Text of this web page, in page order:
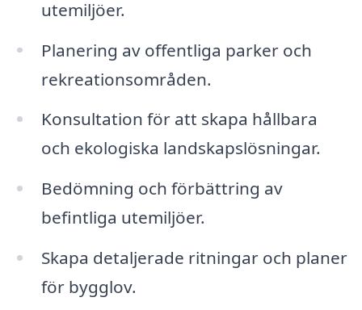
utemiljöer.
Planering av offentliga parker och
rekreationsområden.
Konsultation för att skapa hållbara
och ekologiska landskapslösningar.
Bedömning och förbättring av
befintliga utemiljöer.
Skapa detaljerade ritningar och planer
för bygglov.